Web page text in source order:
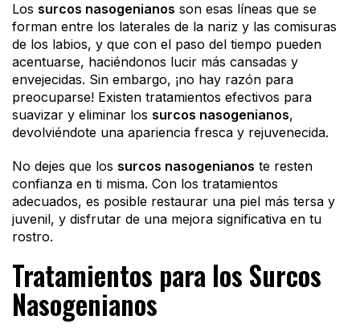
Los surcos nasogenianos son esas líneas que se
forman entre los laterales de la nariz y las comisuras
de los labios, y que con el paso del tiempo pueden
acentuarse, haciéndonos lucir más cansadas y
envejecidas. Sin embargo, ¡no hay razón para
preocuparse! Existen tratamientos efectivos para
suavizar y eliminar los surcos nasogenianos,
devolviéndote una apariencia fresca y rejuvenecida.
No dejes que los surcos nasogenianos te resten
confianza en ti misma. Con los tratamientos
adecuados, es posible restaurar una piel más tersa y
juvenil, y disfrutar de una mejora significativa en tu
rostro.
Tratamientos para los Surcos
Nasogenianos